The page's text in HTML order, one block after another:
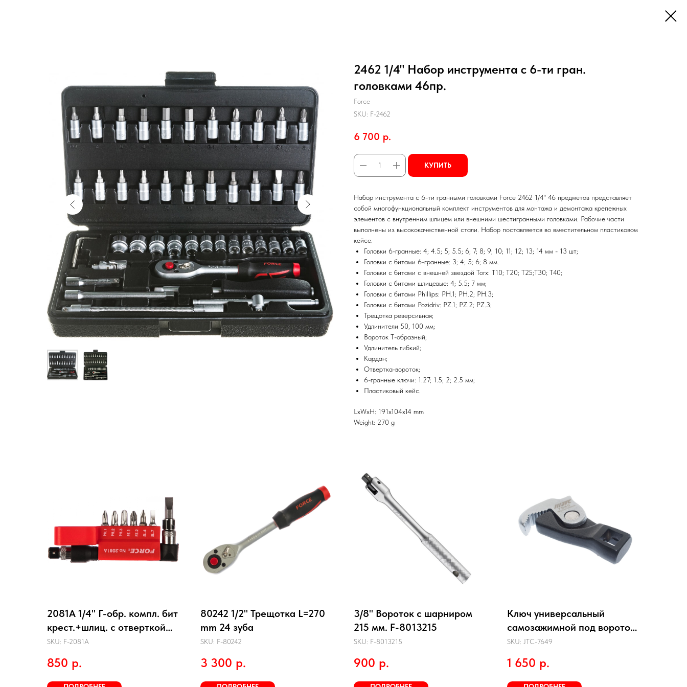
2462 1/4" Набор инструмента с 6-ти гран.
головками 46пр.
Force
SKU: F-2462
6 700 р.
КУПИТЬ
Набор инструмента с 6-ти гранными головками Force 2462 1/4" 46 предметов представляет
собой многофункциональный комплект инструментов для монтажа и демонтажа крепежных
элементов с внутренним шлицем или внешними шестигранными головками. Рабочие части
выполнены из высококачественной стали. Набор поставляется во вместительном пластиковом
кейсе.
Головки 6-гранные: 4; 4.5; 5; 5.5; 6; 7; 8; 9; 10; 11; 12; 13; 14 мм - 13 шт;
Головки с битами 6-гранные: 3; 4; 5; 6; 8 мм.
Головки с битами с внешней звездой Torx: T10; T20; T25;T30; T40;
Головки с битами шлицевые: 4; 5.5; 7 мм;
Головки с битами Phillips: PH.1; PH.2; PH.3;
Головки с битами Pozidriv: PZ.1; PZ.2; PZ.3;
Трещотка реверсивная;
Удлинители 50, 100 мм;
Вороток Т-образный;
Удлинитель гибкий;
Кардан;
Отвертка-вороток;
6-гранные ключи: 1.27; 1.5; 2; 2.5 мм;
Пластиковый кейс.
LxWxH: 191x104x14 mm
Weight: 270 g
2081A 1/4" Г-обр. компл. бит
крест.+шлиц. с отверткой
8пр.
SKU: F-2081A
850 р.
80242 1/2" Трещотка L=270
mm 24 зуба
SKU: F-80242
3 300 р.
3/8" Вороток с шарниром
215 мм. F-8013215
SKU: F-8013215
900 р.
Ключ универсальный
самозажимной под вороток
3/8" JTC-7649
SKU: JTC-7649
1 650 р.